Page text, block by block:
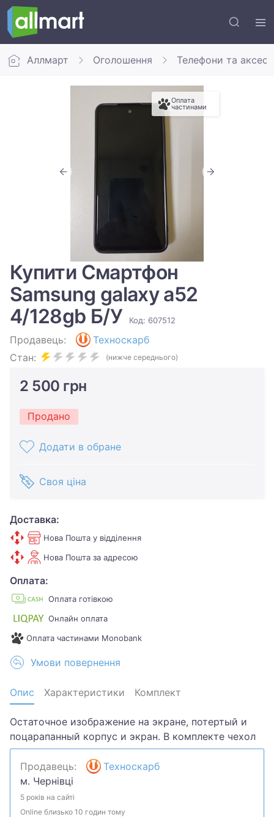
Аллмарт Оголошення Телефони та
Оплата
частинами
Купити Смартфон
Samsung galaxy a52
4/128gb Б/У
Код: 607512
Продавець:
Техноскарб
Стан:
(нижче середнього)
2 500 грн
Продано
Додати в обране
Своя ціна
Доставка:
Нова Пошта у відділення
Нова Пошта за адресою
Оплата:
Оплата готівкою
Онлайн оплата
Оплата частинами Monobank
Умови повернення
Опис Характеристики Комплект
Остаточное изображение на экране, потертый и
поцарапанный корпус и экран. В комплекте чехол
Продавець:
Техноскарб
м. Чернівці
5 років на сайті
Online близько 10 годин тому